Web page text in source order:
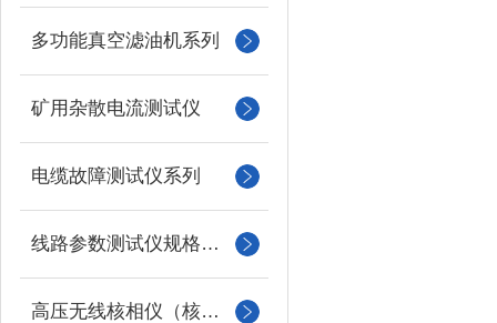
多功能真空滤油机系列
矿用杂散电流测试仪
电缆故障测试仪系列
线路参数测试仪规格型号
高压无线核相仪（核相器）